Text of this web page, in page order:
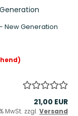
New Generation
21,00 EUR
MwSt. zzgl. Versand